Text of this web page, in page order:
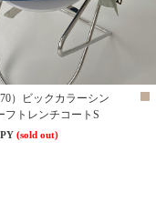
）ビックカラーシン
フトレンチコートS
(sold out)